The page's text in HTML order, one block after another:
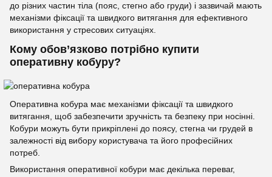
до різних частин тіла (пояс, стегно або груди) і зазвичай мають
механізми фіксації та швидкого витягання для ефективного
використання у стресових ситуаціях.
Кому обов’язково потрібно купити
оперативну кобуру?
Оперативна кобура має механізми фіксації та швидкого
витягання, щоб забезпечити зручність та безпеку при носінні.
Кобури можуть бути прикріплені до поясу, стегна чи грудей в
залежності від вибору користувача та його професійних
потреб.
Використання оперативної кобури має декілька переваг,